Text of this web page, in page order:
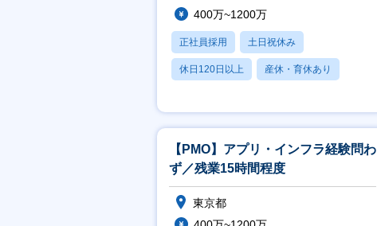
400万~1200万
正社員採用 土日祝休み
休日120日以上 産休・育休あり
【PMO】アプリ・インフラ経験問わ
ず／残業15時間程度
東京都